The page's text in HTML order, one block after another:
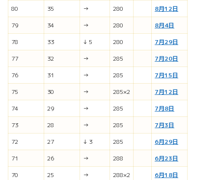
80
35 → 280
8月12日
79
34 → 280
8月4日
78
33 ↓ 5 280
7月29日
77
32 → 285
7月20日
76
31 → 285
7月15日
75
30 → 285×2
7月12日
74
29 → 285
7月8日
73
28 → 285
7月3日
72
27 ↓ 3 285
6月29日
71
26 → 288
6月23日
70
25 → 288×2
6月18日